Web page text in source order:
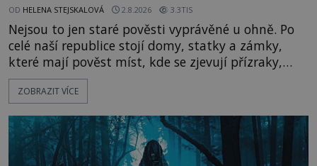
OD HELENA STEJSKALOVÁ 2.8.2026 3.3TIS
Nejsou to jen staré pověsti vyprávěné u ohně. Po
celé naší republice stojí domy, statky a zámky,
které mají pověst míst, kde se zjevují přízraky,
ozývají nevysvětlitelné zvuky nebo se dějí podivné
jevy. Zatímco historici většinou hledají racionální
lokality vykazují nápadně podobná svědectví po
celé generace. A právě tato opakující se svědectví
ZOBRAZIT VÍCE